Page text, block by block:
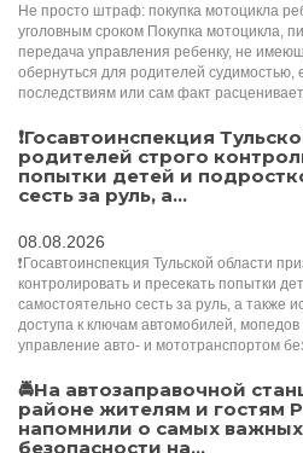
Не просто штраф: покупка мотоцикла
уголовным сроком Покупка мотоцикла,
передача управления ребенку, не
обернуться для родителей судимостью,
последствиям или сам факт
❗Госавтоинспекция
родителей строго
попытки детей и
сесть за руль, а...
08.08.2026
❗Госавтоинспекция Тульской области
контролировать и пресекать попытки
самостоятельно сесть за руль, а также
доступа к ключам автомобилей,
управление авто- и мототранспортом
🚔На автозаправочной
районе жителям и гостям
напомнили о самых
безопасности на...